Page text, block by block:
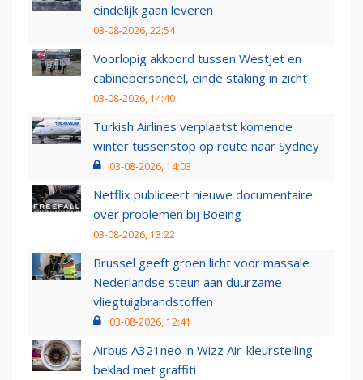
eindelijk gaan leveren
03-08-2026, 22:54
Voorlopig akkoord tussen WestJet en
cabinepersoneel, einde staking in zicht
03-08-2026, 14:40
Turkish Airlines verplaatst komende
winter tussenstop op route naar Sydney
03-08-2026, 14:03
Netflix publiceert nieuwe documentaire
over problemen bij Boeing
03-08-2026, 13:22
Brussel geeft groen licht voor massale
Nederlandse steun aan duurzame
vliegtuigbrandstoffen
03-08-2026, 12:41
Airbus A321neo in Wizz Air-kleurstelling
beklad met graffiti